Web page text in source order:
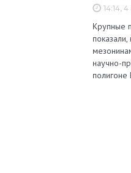
14:14,
Крупные
научно-